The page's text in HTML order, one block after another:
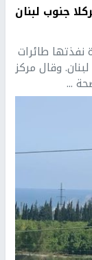
جنوب لبنان
نفذتها طائرات
وقال مركز
...